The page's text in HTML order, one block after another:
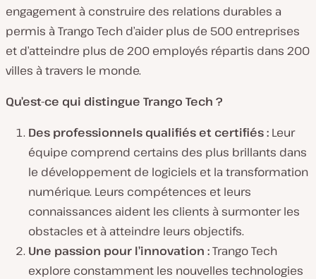
engagement à construire des relations durables a
permis à Trango Tech d’aider plus de 500 entreprises
et d’atteindre plus de 200 employés répartis dans 200
villes à travers le monde.
Qu’est-ce qui distingue Trango Tech ?
Des professionnels qualifiés et certifiés : Leur
équipe comprend certains des plus brillants dans
le développement de logiciels et la transformation
numérique. Leurs compétences et leurs
connaissances aident les clients à surmonter les
obstacles et à atteindre leurs objectifs.
Une passion pour l’innovation :Trango Tech
explore constamment les nouvelles technologies